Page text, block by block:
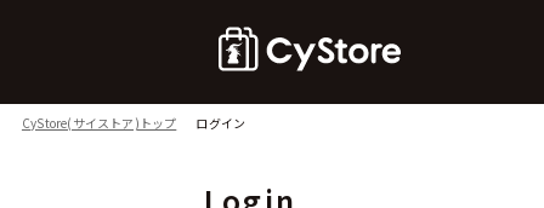
CyStore(サイストア)トップ ログイン